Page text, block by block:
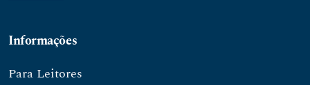
Informações
Para Leitores